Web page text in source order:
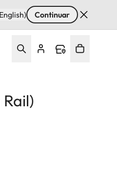
Continuar